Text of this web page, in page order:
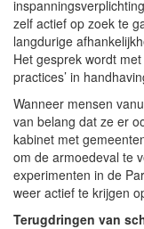
zelf actief op zoek te
langdurige
Het gesprek wordt
practices’ in
Wanneer mensen
van belang dat ze er
kabinet met
om de armoedeval te
experimenten in de
weer actief te krijgen
Terugdringen van